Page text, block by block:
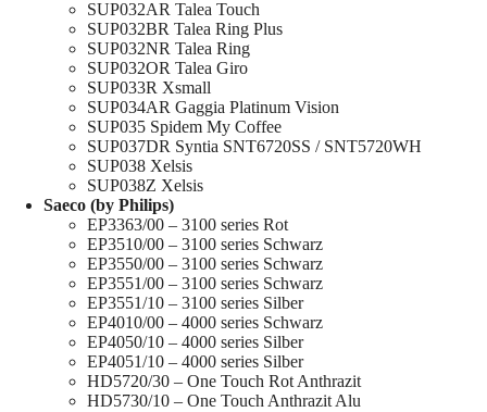
SUP032AR Talea Touch
SUP032BR Talea Ring Plus
SUP032NR Talea Ring
SUP032OR Talea Giro
SUP033R Xsmall
SUP034AR Gaggia Platinum Vision
SUP035 Spidem My Coffee
SUP037DR Syntia SNT6720SS / SNT5720WH
SUP038 Xelsis
SUP038Z Xelsis
Saeco (by Philips)
EP3363/00 – 3100 series Rot
EP3510/00 – 3100 series Schwarz
EP3550/00 – 3100 series Schwarz
EP3551/00 – 3100 series Schwarz
EP3551/10 – 3100 series Silber
EP4010/00 – 4000 series Schwarz
EP4050/10 – 4000 series Silber
EP4051/10 – 4000 series Silber
HD5720/30 – One Touch Rot Anthrazit
HD5730/10 – One Touch Anthrazit Alu